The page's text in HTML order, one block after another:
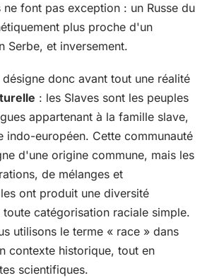
font pas exception : un Russe du
plus proche d'un
Serbe, et inversement.
donc avant tout une réalité
: les Slaves sont les peuples
appartenant à la famille slave,
indo-européen. Cette communauté
d'une origine commune, mais les
de mélanges et
ont produit une diversité
catégorisation raciale simple.
utilisons le terme « race » dans
contexte historique, tout en
scientifiques.